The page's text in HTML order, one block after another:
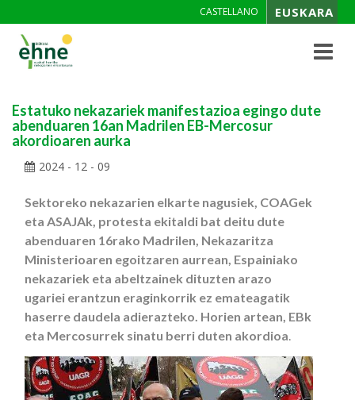
CASTELLANO EUSKARA
Toggle
Estatuko nekazariek manifestazioa egingo dute
abenduaren 16an Madrilen EB-Mercosur
akordioaren aurka
2024 - 12 - 09
Sektoreko nekazarien elkarte nagusiek, COAGek
eta ASAJAk, protesta ekitaldi bat deitu dute
abenduaren 16rako Madrilen, Nekazaritza
Ministerioaren egoitzaren aurrean, Espainiako
nekazariek eta abeltzainek dituzten arazo
ugariei erantzun eraginkorrik ez emateagatik
haserre daudela adierazteko. Horien artean, EBk
eta Mercosurrek sinatu berri duten akordioa.